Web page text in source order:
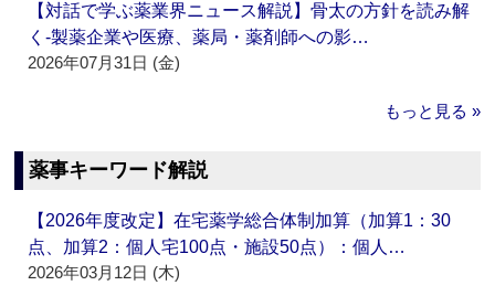
【対話で学ぶ薬業界ニュース解説】骨太の方針を読み解
く‐製薬企業や医療、薬局・薬剤師への影…
2026年07月31日 (金)
もっと見る »
薬事キーワード解説
【2026年度改定】在宅薬学総合体制加算（加算1：30
点、加算2：個人宅100点・施設50点）：個人…
2026年03月12日 (木)